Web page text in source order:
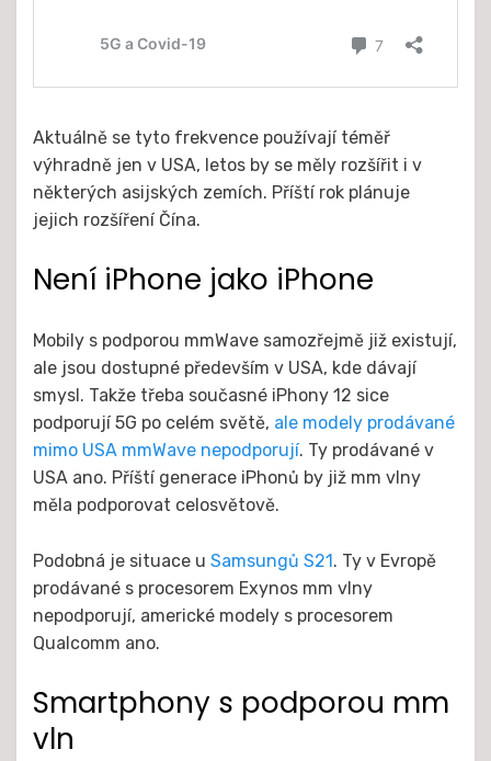
Aktuálně se tyto frekvence používají téměř
výhradně jen v USA, letos by se měly rozšířit i v
některých asijských zemích. Příští rok plánuje
jejich rozšíření Čína.
Není iPhone jako iPhone
Mobily s podporou mmWave samozřejmě již existují,
ale jsou dostupné především v USA, kde dávají
smysl. Takže třeba současné iPhony 12 sice
podporují 5G po celém světě, ale modely prodávané
mimo USA mmWave nepodporují. Ty prodávané v
USA ano. Příští generace iPhonů by již mm vlny
měla podporovat celosvětově.
Podobná je situace u Samsungů S21 . Ty v Evropě
prodávané s procesorem Exynos mm vlny
nepodporují, americké modely s procesorem
Qualcomm ano.
Smartphony s podporou mm
vln